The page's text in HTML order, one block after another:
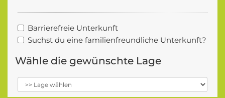
Barrierefreie Unterkunft
Suchst du eine familienfreundliche Unterkunft?
Wähle die gewünschte Lage